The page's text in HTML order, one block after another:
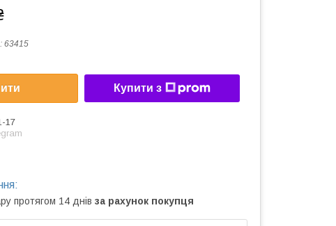
63415
Купити з
17
протягом 14 днів за рахунок покупця